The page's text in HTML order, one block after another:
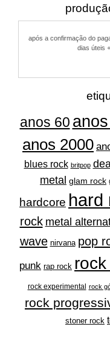
após a confirmação do
dias úteis
anos 60
anos 2000
blues rock britpop
metal glam rock
hardcore hard
rock metal
wave nirvana pop
punk rap rock
rock experimental rock
rock
stoner rock